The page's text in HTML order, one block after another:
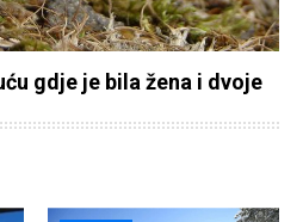
gdje je bila žena i dvoje